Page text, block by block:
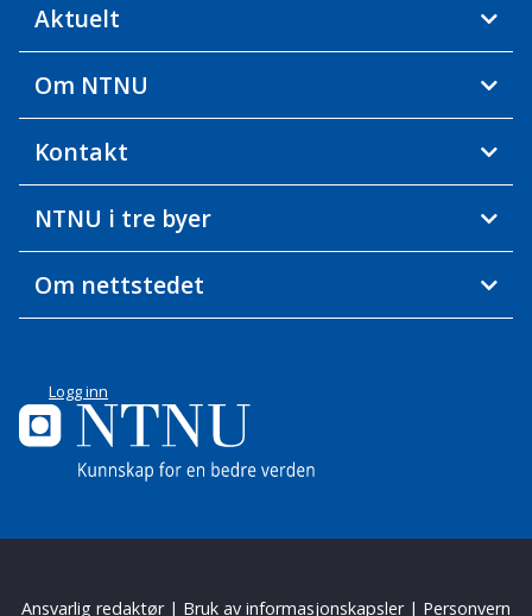
Aktuelt
Om NTNU
Kontakt
NTNU i tre byer
Om nettstedet
Logg inn
Ansvarlig redaktør| Bruk av informasjonskapsler| Personvern